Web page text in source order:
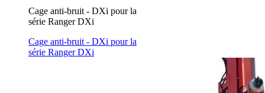
Cage anti-bruit - DXi pour la
série Ranger DXi
Cage anti-bruit - DXi pour la
série Ranger DXi